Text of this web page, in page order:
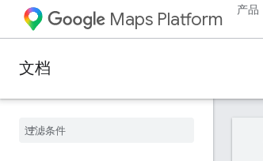
Maps Platform 产品
文档